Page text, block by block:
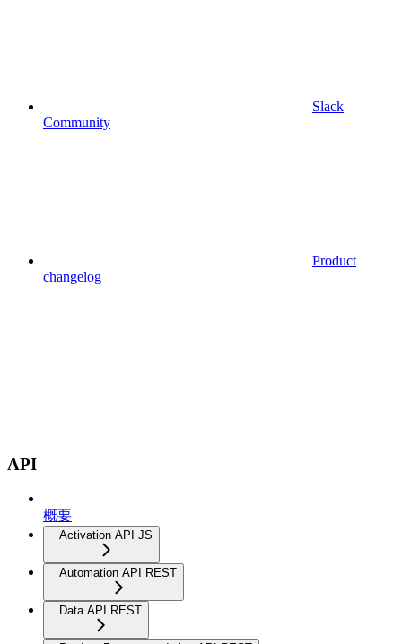
Slack
Community
Product
changelog
API
概要
Activation API JS
Automation API REST
Data API REST